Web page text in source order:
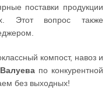
поставки продукции
Этот вопрос также
компост, навоз и
по конкурентной
без выходных!